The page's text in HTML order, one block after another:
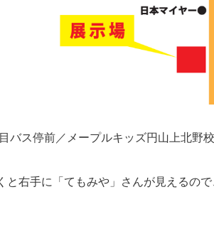
バス停前／メープルキッズ円山上北野校
と右手に「てもみや」さんが見えるの